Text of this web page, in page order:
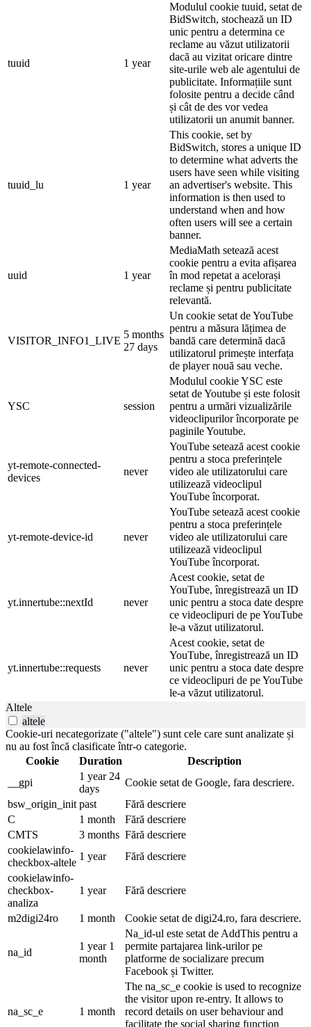
tuuid 1 year
Modulul cookie tuuid, setat de
BidSwitch, stochează un ID
unic pentru a determina ce
reclame au văzut utilizatorii
dacă au vizitat oricare dintre
site-urile web ale agentului de
publicitate. Informațiile sunt
folosite pentru a decide când
și cât de des vor vedea
utilizatorii un anumit banner.
tuuid_lu 1 year
This cookie, set by
BidSwitch, stores a unique ID
to determine what adverts the
users have seen while visiting
an advertiser's website. This
information is then used to
understand when and how
often users will see a certain
banner.
uuid 1 year
MediaMath setează acest
cookie pentru a evita afișarea
în mod repetat a acelorași
reclame și pentru publicitate
relevantă.
VISITOR_INFO1_LIVE
5 months
27 days
Un cookie setat de YouTube
pentru a măsura lățimea de
bandă care determină dacă
utilizatorul primește interfața
de player nouă sau veche.
YSC session
Modulul cookie YSC este
setat de Youtube și este folosit
pentru a urmări vizualizările
videoclipurilor încorporate pe
paginile Youtube.
yt-remote-connected-
devices
never
YouTube setează acest cookie
pentru a stoca preferințele
video ale utilizatorului care
utilizează videoclipul
YouTube încorporat.
yt-remote-device-id never
YouTube setează acest cookie
pentru a stoca preferințele
video ale utilizatorului care
utilizează videoclipul
YouTube încorporat.
yt.innertube::nextId never
Acest cookie, setat de
YouTube, înregistrează un ID
unic pentru a stoca date despre
ce videoclipuri de pe YouTube
le-a văzut utilizatorul.
yt.innertube::requests never
Acest cookie, setat de
YouTube, înregistrează un ID
unic pentru a stoca date despre
ce videoclipuri de pe YouTube
le-a văzut utilizatorul.
Altele
altele
Cookie-uri necategorizate ("altele") sunt cele care sunt analizate și
nu au fost încă clasificate într-o categorie.
Cookie
Duration
Description
__gpi
1 year 24
days
Cookie setat de Google, fara descriere.
bsw_origin_init past
Fără descriere
C
1 month
Fără descriere
CMTS
3 months Fără descriere
cookielawinfo-
checkbox-altele
1 year
Fără descriere
cookielawinfo-
checkbox-
analiza
1 year Fără descriere
m2digi24ro 1 month Cookie setat de digi24.ro, fara descriere.
na_id
1 year 1
month
Na_id-ul este setat de AddThis pentru a
permite partajarea link-urilor pe
platforme de socializare precum
Facebook și Twitter.
na_sc_e 1 month
The na_sc_e cookie is used to recognize
the visitor upon re-entry. It allows to
record details on user behaviour and
facilitate the social sharing function